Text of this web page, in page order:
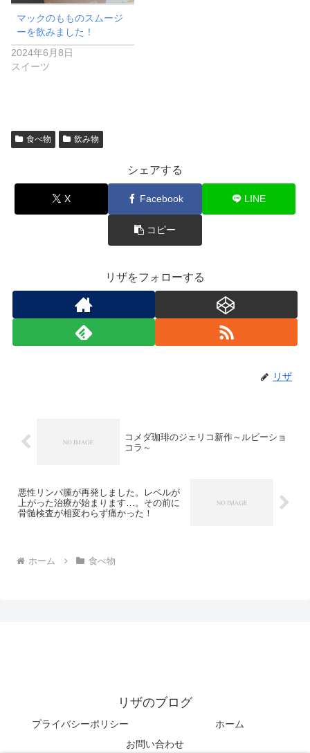
マックのもものスムージ
ーを飲みました！
2024年6月8日
スイーツ
食べ物 飲み物
シェアする
X Facebook LINE
コピー
リザをフォローする
リザ
コメダ珈琲のジェリコ新作～ルビーショ
コラ～
悪性リンパ腫が再発しました。レベルが
上がった治療が始まります…。その前に
骨髄検査が相変わらず痛かった！
ホーム 食べ物
リザのブログ
プライバシーポリシー
ホーム
お問い合わせ